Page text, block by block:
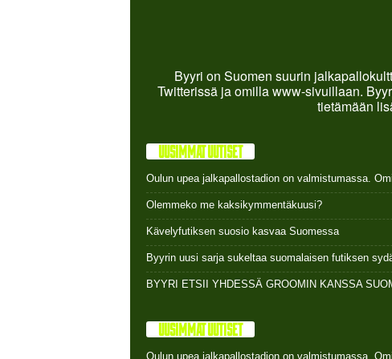
Byyri on Suomen suurin
Twitterissä ja omilla www-sivuillaan.
tietämään
UUSIMMAT UUTISET
Oulun upea jalkapallostadion on valmistumassa.
Olemmeko me kaksikymmentäkuusi?
Kävelyfutiksen suosio kasvaa Suomessa
Byyrin uusi sarja sukeltaa suomalaisen futiksen
BYYRI ETSII YHDESSÄ GROOMIN KANSSA
UUSIMMAT UUTISET
Oulun upea jalkapallostadion on valmistumassa.